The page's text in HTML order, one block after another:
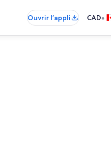
Ouvrir l’appli CAD•